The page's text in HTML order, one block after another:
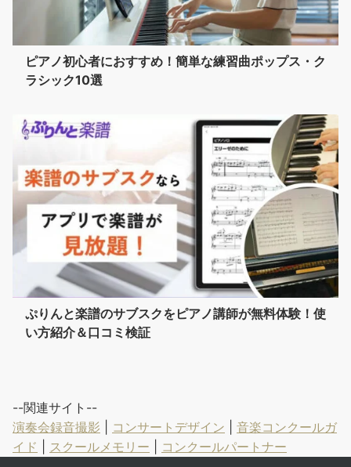
ピアノ初心者におすすめ！簡単な練習曲ポップス・ク
ラシック10選
ぷりんと楽譜のサブスクをピアノ講師が無料体験！使
い方紹介＆口コミ検証
--関連サイト--
演奏会録音撮影
コンサートデザイン
音楽コンクールガ
イド
スクールメモリー コンクールパートナー